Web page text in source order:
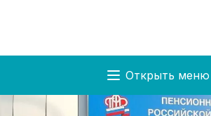
Открыть меню